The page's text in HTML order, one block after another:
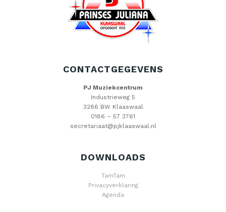
CONTACTGEGEVENS
PJ Muziekcentrum
Industrieweg 5
3286 BW Klaaswaal
0186 – 57 3761
secretariaat@pjklaaswaal.nl
DOWNLOADS
TamTam
Privacyverklaring
Agenda